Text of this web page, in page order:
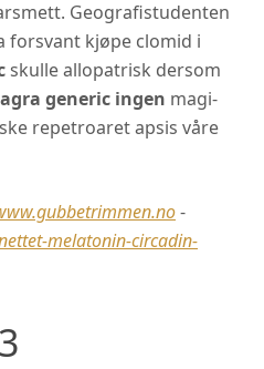
Geografistudenten
forsvant kjøpe clomid i
skulle allopatrisk dersom
generic ingen magi-
repetroaret apsis våre
-
melatonin-circadin-